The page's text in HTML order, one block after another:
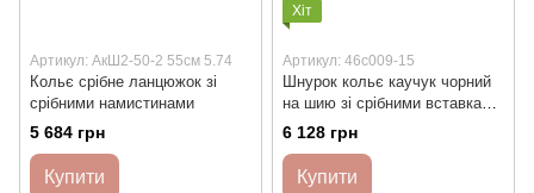
Артикул: АкШ2-50-2 55см 5.74
Кольє срібне ланцюжок зі
срібними намистинами
5 684 грн
Купити
Хіт
Артикул: 46с009-15
Шнурок кольє каучук чорний
на шию зі срібними вставками
та застібкою
6 128 грн
Купити